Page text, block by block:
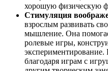
хорошую физическую
Стимуляция
взрослым развивать
мышление. Она
ролевые игры,
экспериментирование.
благодаря играм с